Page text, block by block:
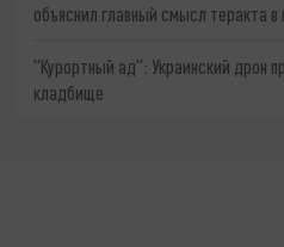
объяснил главный смысл теракта
"Курортный ад": Украинский дрон
кладбище